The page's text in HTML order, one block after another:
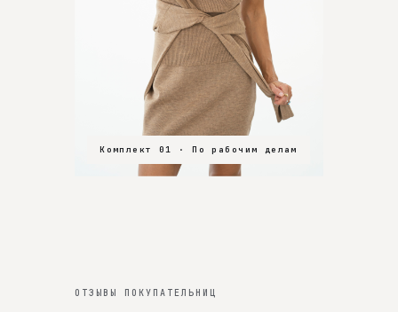
Комплект 01 · По рабочим делам
Комплект 02 · В зал
Комплект 03 · На особенный вечер
ОТЗЫВЫ ПОКУПАТЕЛЬНИЦ